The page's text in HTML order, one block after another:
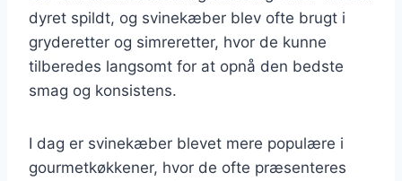
dyret spildt, og svinekæber blev ofte brugt i
gryderetter og simreretter, hvor de kunne
tilberedes langsomt for at opnå den bedste
smag og konsistens.
I dag er svinekæber blevet mere populære i
gourmetkøkkener, hvor de ofte præsenteres